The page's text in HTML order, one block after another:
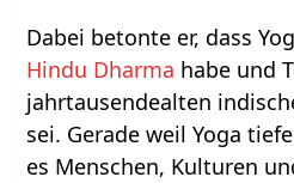
Dabei betonte er, dass
Hindu Dharma habe und
jahrtausendealten
sei. Gerade weil Yoga
es Menschen, Kulturen